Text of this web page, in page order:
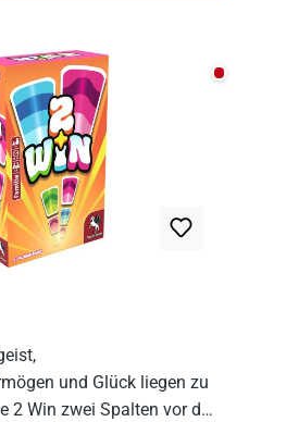
Nicht
und Glück liegen zu
2 Win zwei Spalten vor den